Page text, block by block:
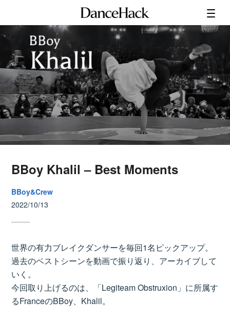
BBoy Khalil – Best Moments
BBoy&Crew
2022/10/13
世界の有力ブレイクダンサーを毎回1名ピックアップ。
過去のベストシーンを動画で振り返り、アーカイブして
いく。
今回取り上げるのは、「Legiteam Obstruxion」に所属す
るFranceのBBoy、Khalil。